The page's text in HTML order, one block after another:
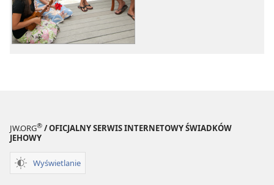
JW.ORG® / OFICJALNY SERWIS INTERNETOWY ŚWIADKÓW
JEHOWY
Wyświetlanie